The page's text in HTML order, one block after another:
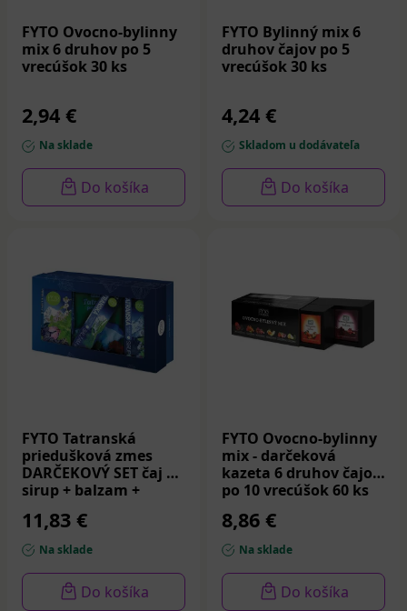
FYTO Ovocno-bylinny
mix 6 druhov po 5
vrecúšok 30 ks
2,94 €
Na sklade
Do košíka
FYTO Bylinný mix 6
druhov čajov po 5
vrecúšok 30 ks
4,24 €
Skladom u dodávateľa
Do košíka
FYTO Tatranská
priedušková zmes
DARČEKOVÝ SET čaj +
sirup + balzam +
11,83 €
Na sklade
Do košíka
FYTO Ovocno-bylinny
mix - darčeková
kazeta 6 druhov čajov
po 10 vrecúšok 60 ks
8,86 €
Na sklade
Do košíka